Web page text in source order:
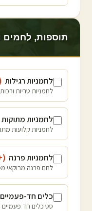
תוספות, לחמים
לחמניות רגילות
לחמניות טריות
לחמניות מתוקות
לחמניות קלועות
לחמניות פרנה
לחם פרנה מרוקאי
כלים חד-פעמיים
סט כלים חד פעמיים